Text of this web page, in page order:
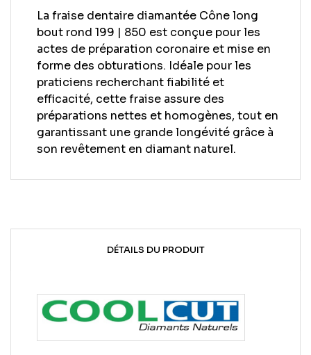
La fraise dentaire diamantée Cône long
bout rond 199 | 850 est conçue pour les
actes de préparation coronaire et mise en
forme des obturations. Idéale pour les
praticiens recherchant fiabilité et
efficacité, cette fraise assure des
préparations nettes et homogènes, tout en
garantissant une grande longévité grâce à
son revêtement en diamant naturel.
DÉTAILS DU PRODUIT